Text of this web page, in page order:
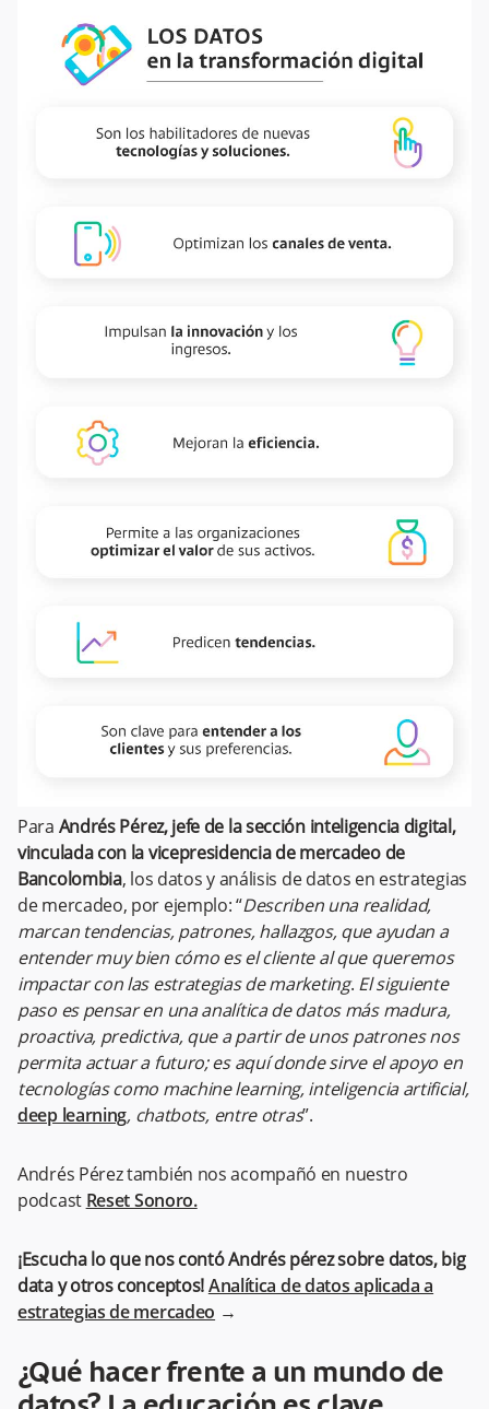
Para Andrés Pérez, jefe de la sección inteligencia digital,
vinculada con la vicepresidencia de mercadeo de
Bancolombia, los datos y análisis de datos en estrategias
de mercadeo, por ejemplo: “Describen una realidad,
marcan tendencias, patrones, hallazgos, que ayudan a
entender muy bien cómo es el cliente al que queremos
impactar con las estrategias de marketing. El siguiente
paso es pensar en una analítica de datos más madura,
proactiva, predictiva, que a partir de unos patrones nos
permita actuar a futuro; es aquí donde sirve el apoyo en
tecnologías como machine learning, inteligencia artificial,
deep learning, chatbots, entre otras”.
Andrés Pérez también nos acompañó en nuestro
podcast Reset Sonoro.
¡Escucha lo que nos contó Andrés pérez sobre datos, big
data y otros conceptos!Analítica de datos aplicada a
estrategias de mercadeo →
¿Qué hacer frente a un mundo de